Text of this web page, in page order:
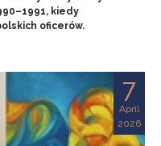
kiedy
oficerów.
7
April
2026